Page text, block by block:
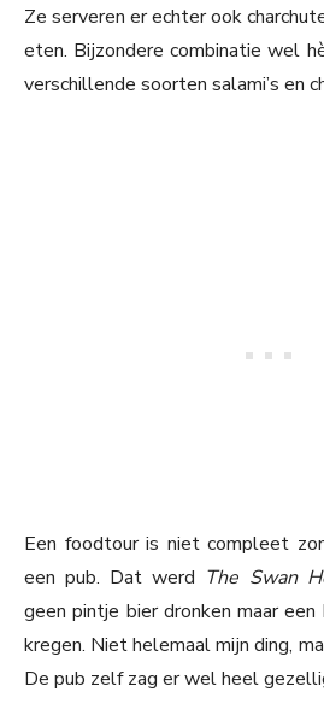
Ze serveren er echter ook
eten. Bijzondere combinatie wel
verschillende soorten salami’s en
Een foodtour is niet compleet
een pub. Dat werd The Swan
geen pintje bier dronken maar
kregen. Niet helemaal mijn ding,
De pub zelf zag er wel heel